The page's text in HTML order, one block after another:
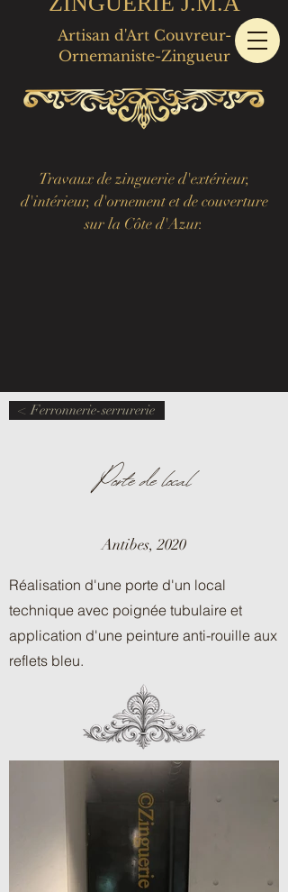
Artisan d'Art Couvreur-
Ornemaniste-Zingueur
Travaux de zinguerie d'extérieur,
d'intérieur, d'ornement et de couverture
sur la Côte d'Azur.
< Ferronnerie-serrurerie
Porte de local
Antibes, 2020
Réalisation d'une porte d'un local
technique avec poignée tubulaire et
application d'une peinture anti-rouille aux
reflets bleu.